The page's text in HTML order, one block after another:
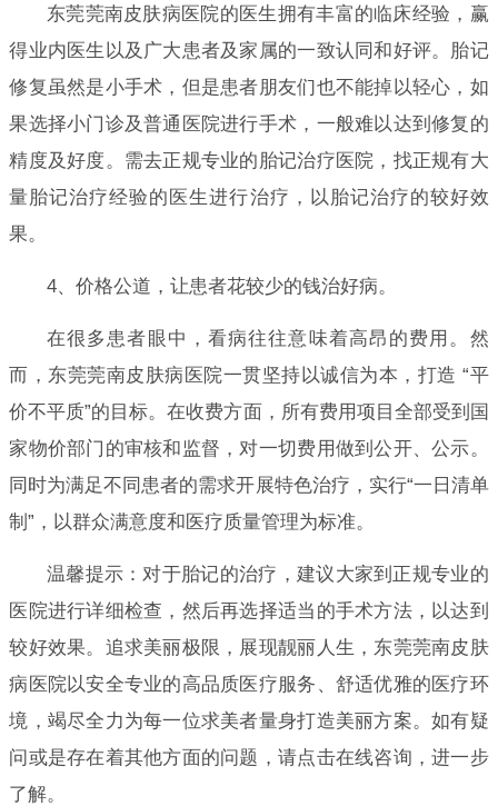
东莞莞南皮肤病医院的医生拥有丰富的临床经验，赢
得业内医生以及广大患者及家属的一致认同和好评。胎记
修复虽然是小手术，但是患者朋友们也不能掉以轻心，如
果选择小门诊及普通医院进行手术，一般难以达到修复的
精度及好度。需去正规专业的胎记治疗医院，找正规有大
量胎记治疗经验的医生进行治疗，以胎记治疗的较好效
果。
4、价格公道，让患者花较少的钱治好病。
在很多患者眼中，看病往往意味着高昂的费用。然
而，东莞莞南皮肤病医院一贯坚持以诚信为本，打造 “平
价不平质”的目标。在收费方面，所有费用项目全部受到国
家物价部门的审核和监督，对一切费用做到公开、公示。
同时为满足不同患者的需求开展特色治疗，实行“一日清单
制”，以群众满意度和医疗质量管理为标准。
温馨提示：对于胎记的治疗，建议大家到正规专业的
医院进行详细检查，然后再选择适当的手术方法，以达到
较好效果。追求美丽极限，展现靓丽人生，东莞莞南皮肤
病医院以安全专业的高品质医疗服务、舒适优雅的医疗环
境，竭尽全力为每一位求美者量身打造美丽方案。如有疑
问或是存在着其他方面的问题，请点击在线咨询，进一步
了解。